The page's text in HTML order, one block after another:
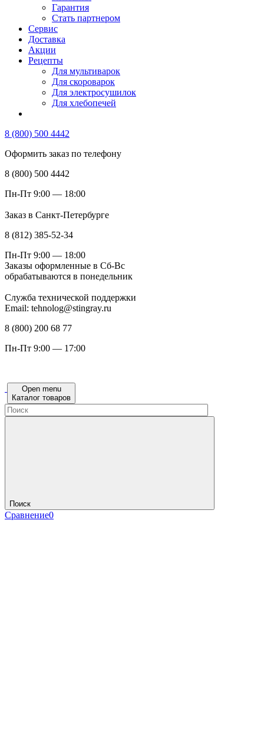
Гарантия
Стать партнером
Сервис
Доставка
Акции
Рецепты
Для мультиварок
Для скороварок
Для электросушилок
Для хлебопечей
8 (800) 500 4442
Оформить заказ по телефону
8 (800) 500 4442
Пн-Пт 9:00 — 18:00
Заказ в Санкт-Петербурге
8 (812) 385-52-34
Пн-Пт 9:00 — 18:00
Заказы оформленные в Сб-Вс
обрабатываются в понедельник
Служба технической поддержки
Email: tehnolog@stingray.ru
8 (800) 200 68 77
Пн-Пт 9:00 — 17:00
Open menu
Каталог товаров
Поиск
Сравнение0